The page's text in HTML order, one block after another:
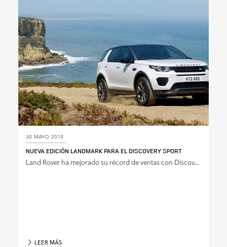
30 MAYO 2018
NUEVA EDICIÓN LANDMARK PARA EL DISCOVERY SPORT
Land Rover ha mejorado su récord de ventas con Discov...
LEER MÁS